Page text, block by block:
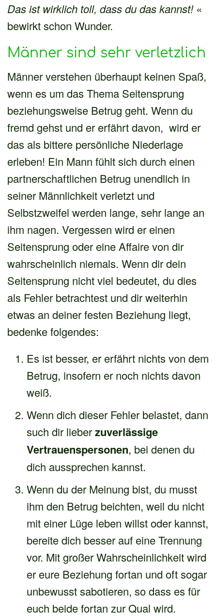
Das ist wirklich toll, dass du das kannst!«
bewirkt schon Wunder.
Männer sind sehr verletzlich
Männer verstehen überhaupt keinen Spaß,
wenn es um das Thema Seitensprung
beziehungsweise Betrug geht. Wenn du
fremd gehst und er erfährt davon, wird er
das als bittere persönliche Niederlage
erleben! Ein Mann fühlt sich durch einen
partnerschaftlichen Betrug unendlich in
seiner Männlichkeit verletzt und
Selbstzweifel werden lange, sehr lange an
ihm nagen. Vergessen wird er einen
Seitensprung oder eine Affaire von dir
wahrscheinlich niemals. Wenn dir dein
Seitensprung nicht viel bedeutet, du dies
als Fehler betrachtest und dir weiterhin
etwas an deiner festen Beziehung liegt,
bedenke folgendes:
Es ist besser, er erfährt nichts von dem
Betrug, insofern er noch nichts davon
weiß.
Wenn dich dieser Fehler belastet, dann
such dir lieberzuverlässige
Vertrauenspersonen, bei denen du
dich aussprechen kannst.
Wenn du der Meinung bist, du musst
ihm den Betrug beichten, weil du nicht
mit einer Lüge leben willst oder kannst,
bereite dich besser auf eine Trennung
vor. Mit großer Wahrscheinlichkeit wird
er eure Beziehung fortan und oft sogar
unbewusst sabotieren, so dass es für
euch beide fortan zur Qual wird.